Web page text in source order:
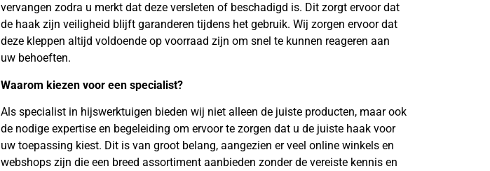
vervangen zodra u merkt dat deze versleten of beschadigd is. Dit zorgt ervoor dat
de haak zijn veiligheid blijft garanderen tijdens het gebruik. Wij zorgen ervoor dat
deze kleppen altijd voldoende op voorraad zijn om snel te kunnen reageren aan
uw behoeften.
Waarom kiezen voor een specialist?
Als specialist in hijswerktuigen bieden wij niet alleen de juiste producten, maar ook
de nodige expertise en begeleiding om ervoor te zorgen dat u de juiste haak voor
uw toepassing kiest. Dit is van groot belang, aangezien er veel online winkels en
webshops zijn die een breed assortiment aanbieden zonder de vereiste kennis en